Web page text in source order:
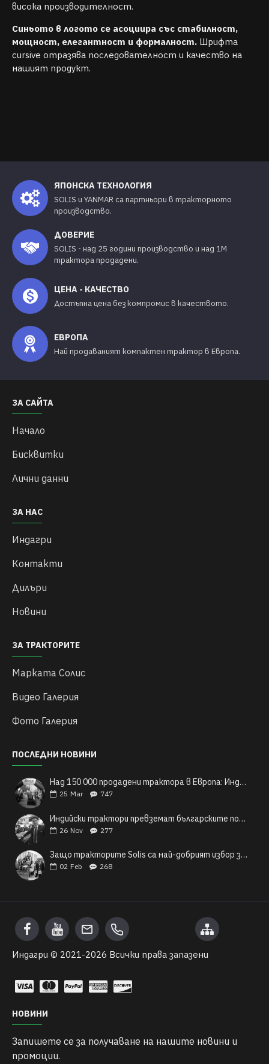
висока производителност.
Синьото в логото се асоциира със стабилност,
мощност, елегантност и формалност. Шрифта
cursive отразява последователност и качество на
нашият продукт.
ЯПОНСКА ТЕХНОЛОГИЯ
SOLIS и YANMAR са партньори в тракторното
производство.
ДОВЕРИЕ
SOLIS - над 25 години производство и над 1М
трактора продадени.
ЦЕНА - КАЧЕСТВО
Достъпна цена без компромис в качеството.
ЕВРОПА
Най продаваният компактен трактор в Европа.
ЗА САЙТА
Начало
Бисквитки
Лични данни
ЗА НАС
Индагри
Контакти
Дилъри
Новини
ЗА ТРАКТОРИТЕ
Марката Солис
Видео Галерия
Фото Галерия
ПОСЛЕДНИ НОВИНИ
Над 150 000 продадени трактора в Европа: Индийските трактори Solis и техния легендарен успех
25 Mar 747
Индийски трактори превземат българските полета
26 Nov 277
Защо тракторите Solis са най-добрият избор за българските малки и средни фермери?
02 Feb 268
Индагри © 2021-2026 Всички права запазени
НОВИНИ
Запишете се за получаване на нашите новини и
промоции.